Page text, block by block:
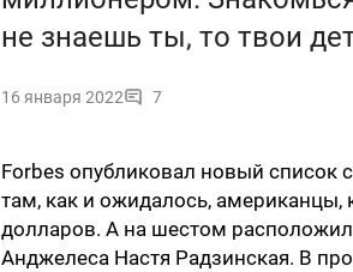
не знаешь ты, то твои
16 января 2022 7
Forbes опубликовал новый список
там, как и ожидалось,
долларов. А на шестом
Анджелеса Настя Радзинская. В